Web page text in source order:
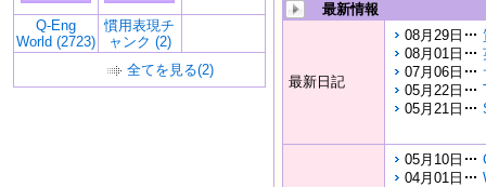
Q-Eng
World (2723)
慣用表現チ
ャンク (2)
全てを見る(2)
最新情報
最新日記
08月29日
08月01日
07月06日
05月22日
05月21日
05月10日
04月01日